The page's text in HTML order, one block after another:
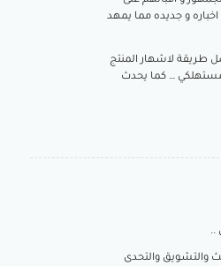
و جديده مما يمهد
طريقة لاشهار المنتج
… كما يحدث
..
والتشويق والتحدى